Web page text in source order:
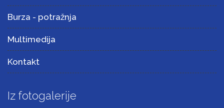
Burza - potražnja
Multimedija
Kontakt
Iz fotogalerije